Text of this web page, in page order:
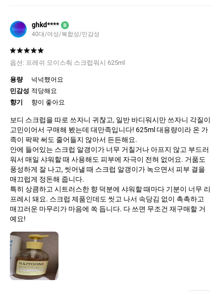
ghkd**** B
40대 여성 복합성 민감성
옵션: 프레쉬 모이스춰 스크럽워시 625ml
용량
넉넉했어요
민감성 적당해요
향기
향이 좋아요
​보디 스크럽을 따로 쓰자니 귀찮고, 일반 바디워시만 쓰자니 각질이
고민이어서 구매해 봤는데 대만족입니다! 625ml 대용량이라 온 가
족이 팍팍 써도 줄어들지 않아서 든든해요.
​안에 들어있는 스크럽 알갱이가 너무 거칠거나 아프지 않고 부드러
워서 매일 샤워할 때 사용해도 피부에 자극이 전혀 없어요. 거품도
풍성하게 잘 나고, 씻어낼 때 스크럽 알갱이가 녹으면서 피부 결을
매끄럽게 정돈해 줍니다.
​특히 상큼하고 시트러스한 향 덕분에 샤워할 때마다 기분이 너무 리
프레시 돼요. 스크럽 제품인데도 씻고 나서 속당김 없이 촉촉하고
매끄러운 마무리가 마음에 쏙 듭니다. 다 쓰면 무조건 재구매할 거
예요!